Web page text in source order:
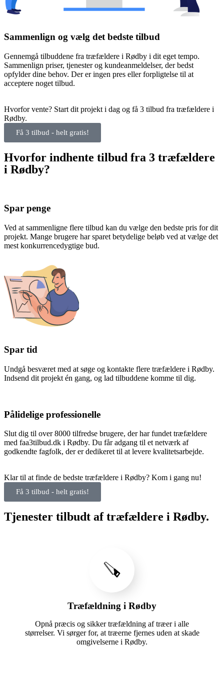
Sammenlign og vælg det bedste tilbud
Gennemgå tilbuddene fra træfældere i Rødby i dit eget tempo.
Sammenlign priser, tjenester og kundeanmeldelser, der bedst
opfylder dine behov. Der er ingen pres eller forpligtelse til at
acceptere noget tilbud.
Hvorfor vente? Start dit projekt i dag og få 3 tilbud fra træfældere i
Rødby.
Få 3 tilbud - helt gratis!
Hvorfor indhente tilbud fra 3 træfældere
i Rødby?
Spar penge
Ved at sammenligne flere tilbud kan du vælge den bedste pris for dit
projekt. Mange brugere har sparet betydelige beløb ved at vælge det
mest konkurrencedygtige bud.
Spar tid
Undgå besværet med at søge og kontakte flere træfældere i Rødby.
Indsend dit projekt én gang, og lad tilbuddene komme til dig.
Pålidelige professionelle
Slut dig til over 8000 tilfredse brugere, der har fundet træfældere
med faa3tilbud.dk i Rødby. Du får adgang til et netværk af
godkendte fagfolk, der er dedikeret til at levere kvalitetsarbejde.
Klar til at finde de bedste træfældere i Rødby? Kom i gang nu!
Få 3 tilbud - helt gratis!
Tjenester tilbudt af træfældere i Rødby.
🪚
Træfældning i Rødby
Opnå præcis og sikker træfældning af træer i alle
størrelser. Vi sørger for, at træerne fjernes uden at skade
omgivelserne i Rødby.